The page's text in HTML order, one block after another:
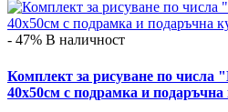
- 47% В наличност
Комплект за рисуване по
40х50см с подрамка и